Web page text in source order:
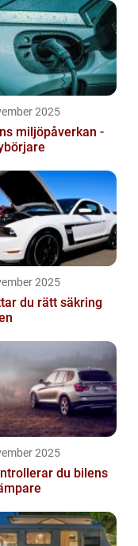
2025
miljöpåverkan -
2025
du rätt säkring
2025
du bilens